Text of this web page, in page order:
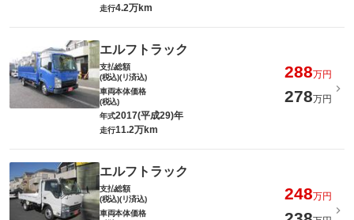
走行4.2万km
エルフトラック
支払総額
(税込)(リ済込)
288万円
車両本体価格
(税込)
278万円
年式2017(平成29)年
走行11.2万km
エルフトラック
支払総額
(税込)(リ済込)
248万円
車両本体価格